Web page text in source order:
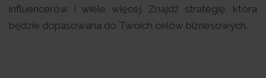
influencerów i wiele więcej. Znajdź strategię, która
będzie dopasowana do Twoich celów biznesowych.